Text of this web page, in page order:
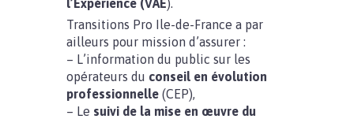
l’Expérience (VAE).
Transitions Pro Ile-de-France a par
ailleurs pour mission d’assurer :
– L’information du public sur les
opérateurs du conseil en évolution
professionnelle (CEP),
– Le suivi de la mise en œuvre du